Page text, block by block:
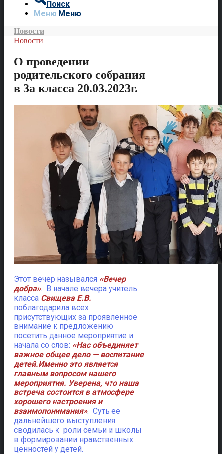
Поиск
Меню Меню
Новости
Новости
О проведении
родительского собрания
в 3а класса 20.03.2023г.
Этот вечер назывался «Вечер
добра». В начале вечера учитель
класса Свищева Е.В.
поблагодарила всех
присутствующих за проявленное
внимание к предложению
посетить данное мероприятие и
начала со слов: «Нас объединяет
важное общее дело — воспитание
детей.Именно это является
главным вопросом нашего
мероприятия. Уверена, что наша
встреча состоится в атмосфере
хорошего настроения и
взаимопонимания». Суть ее
дальнейшего выступления
сводилась к роли семьи и школы
в формировании нравственных
ценностей у детей.